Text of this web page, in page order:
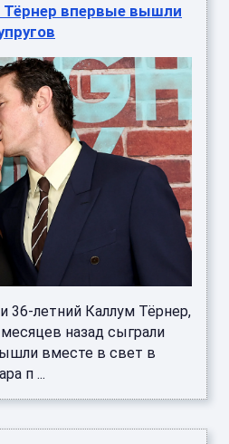
Тёрнер впервые вышли
36-летний Каллум Тёрнер,
назад сыграли
вместе в свет в
п ...